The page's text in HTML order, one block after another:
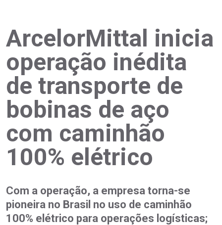
ArcelorMittal inicia
operação inédita
de transporte de
bobinas de aço
com caminhão
100% elétrico
Com a operação, a empresa torna-se
pioneira no Brasil no uso de caminhão
100% elétrico para operações logísticas;